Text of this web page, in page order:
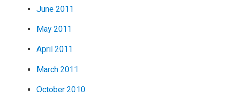
June 2011
May 2011
April 2011
March 2011
October 2010